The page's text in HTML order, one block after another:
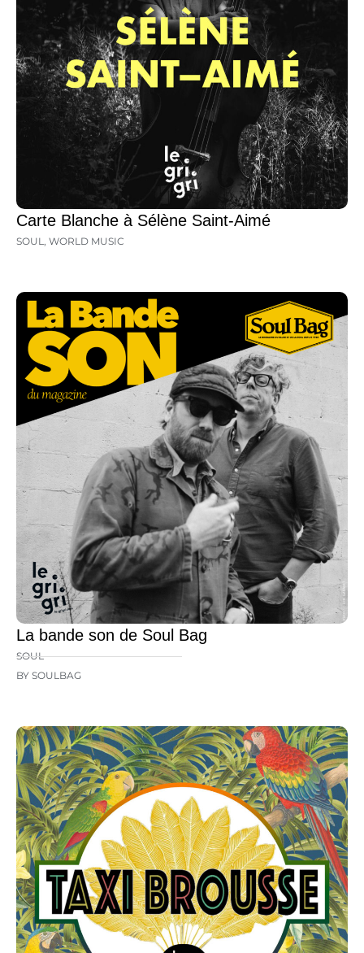
Carte Blanche à Sélène Saint-Aimé
SOUL, WORLD MUSIC
La bande son de Soul Bag
SOUL
BY SOULBAG